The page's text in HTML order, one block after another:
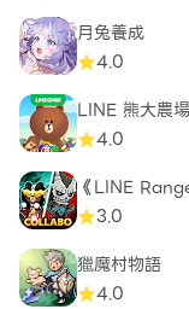
月兔養成
4.0
LINE 熊大農場
4.0
《LINE
3.0
獵魔村物語
4.0